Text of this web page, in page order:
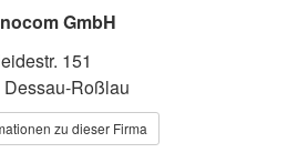
GmbH
151
Roßlau
zu dieser Firma